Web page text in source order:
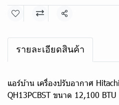
แชร์
รายละเอียดสินค้า
แอร์บ้าน เครื่องปรับอากาศ
QH13PCBST ขนาด 12,100 BTU